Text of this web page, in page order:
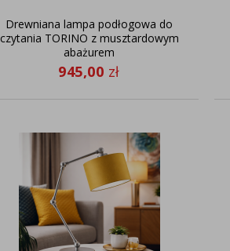
Drewniana lampa podłogowa do
czytania TORINO z musztardowym
abażurem
945,00 zł